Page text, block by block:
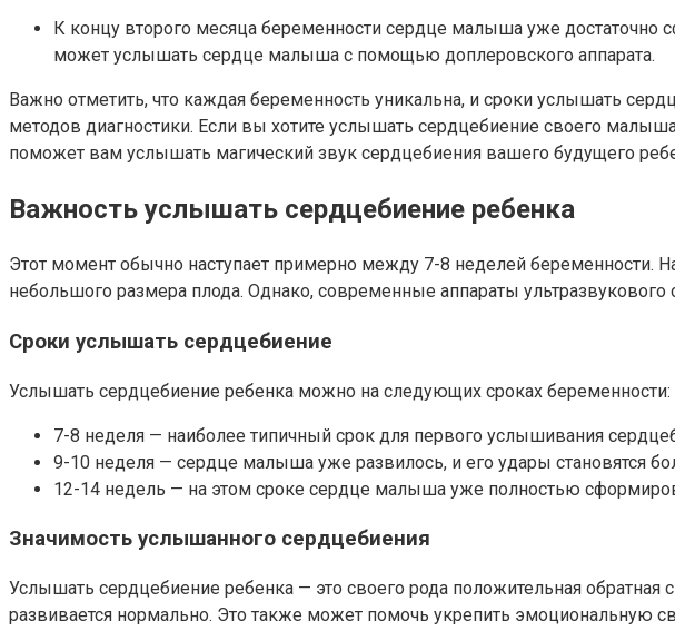
К концу второго месяца беременности сердце малыша уже достаточно
может услышать сердце малыша с помощью доплеровского аппарата.
Важно отметить, что каждая беременность уникальна, и сроки услышать
методов диагностики. Если вы хотите услышать сердцебиение своего
поможет вам услышать магический звук сердцебиения вашего будущего
Важность услышать сердцебиение ребенка
Этот момент обычно наступает примерно между 7-8 неделей беременности.
небольшого размера плода. Однако, современные аппараты
Сроки услышать сердцебиение
Услышать сердцебиение ребенка можно на следующих сроках беременности:
7-8 неделя — наиболее типичный срок для первого услышивания
9-10 неделя — сердце малыша уже развилось, и его удары становятся
12-14 недель — на этом сроке сердце малыша уже полностью
Значимость услышанного сердцебиения
Услышать сердцебиение ребенка — это своего рода положительная обратная
развивается нормально. Это также может помочь укрепить эмоциональную